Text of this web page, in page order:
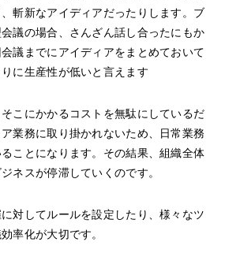
斬新なアイディアだったりします。ブ
議の場合、さんざん話し合ったにもか
議までにアイディアをまとめておいて
に生産性が低いと言えます
こにかかるコストを無駄にしているだ
業務に取り掛かれないため、日常業務
ことになります。その結果、組織全体
ネスが停滞していくのです。
対してルールを設定したり、様々なツ
率化が大切です。